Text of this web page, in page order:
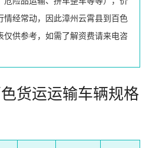
情经常动，因此漳州云霄县到百色
仅供参考，如需了解资费请来电咨
货运运输车辆规格